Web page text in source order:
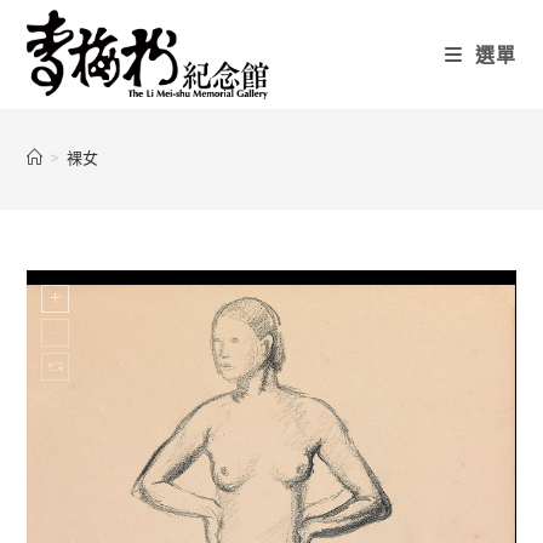
選單
> 裸女